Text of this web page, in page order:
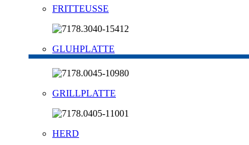
FRITTEUSSE
GLUHPLATTE
GRILLPLATTE
HERD